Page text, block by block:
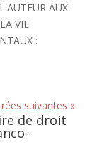
AUX
VIE
:
suivantes »
de droit